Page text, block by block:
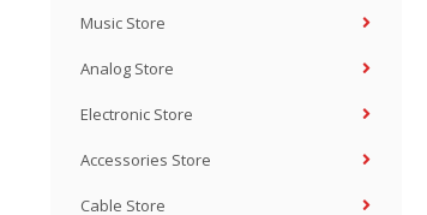
Music Store
Analog Store
Electronic Store
Accessories Store
Cable Store